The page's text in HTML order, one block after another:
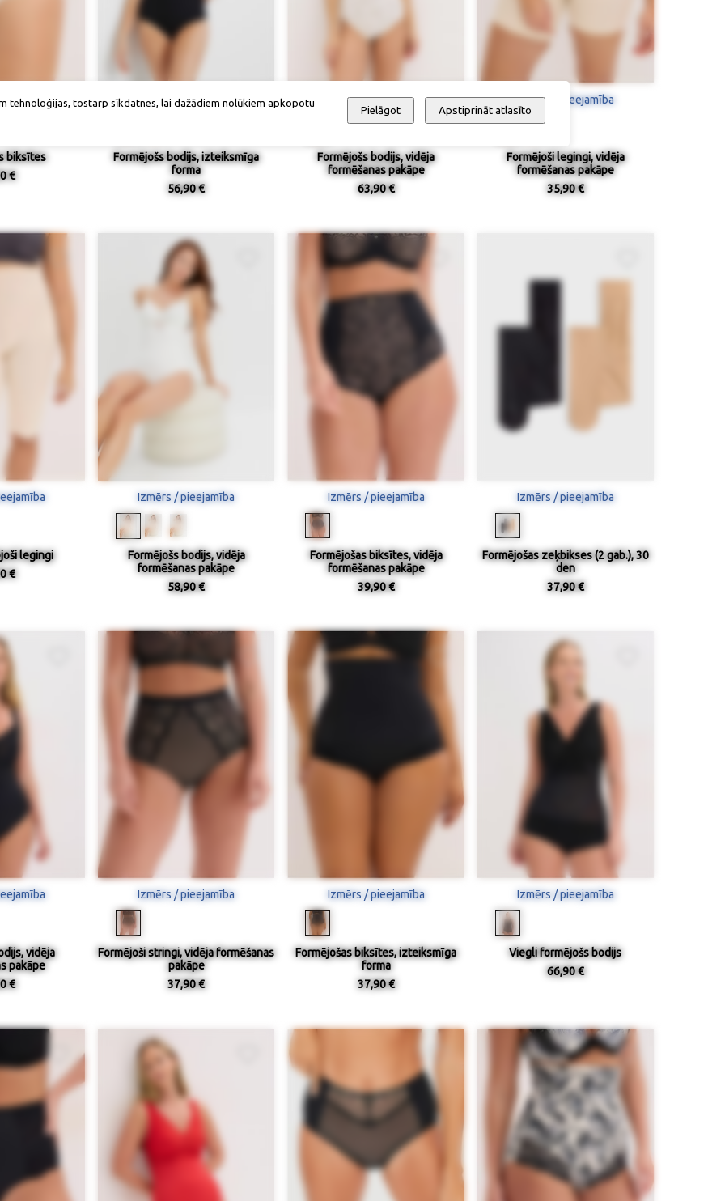
biksītes
€
Izmērs / pieejamība
Formējošs bodijs, izteiksmīga
forma
56,90 €
Izmērs / pieejamība
Formējošs bodijs, vidēja
formēšanas pakāpe
63,90 €
Izmērs / pieejamība
Formējoši legingi, vidēja
formēšanas pakāpe
35,90 €
legingi
€
Izmērs / pieejamība
Formējošs bodijs, vidēja
formēšanas pakāpe
58,90 €
Izmērs / pieejamība
Formējošas biksītes, vidēja
formēšanas pakāpe
39,90 €
Izmērs / pieejamība
Formējošas zeķbikses (2 gab.), 30
den
37,90 €
vidēja
pakāpe
€
Izmērs / pieejamība
Formējoši stringi, vidēja formēšanas
pakāpe
37,90 €
Izmērs / pieejamība
Formējošas biksītes, izteiksmīga
forma
37,90 €
Izmērs / pieejamība
Viegli formējošs bodijs
66,90 €
tehnoloģijas, tostarp sīkdatnes, lai dažādiem nolūkiem apkopotu
Pielāgot Apstiprināt atlasīto